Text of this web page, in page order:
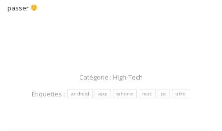
passer
Catégorie : High-Tech
Étiquettes :
android app iphone mac pc utile